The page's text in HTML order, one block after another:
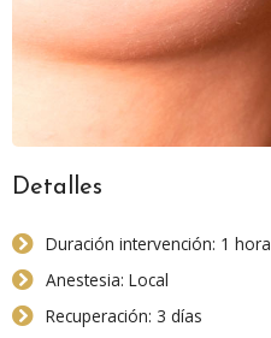
Detalles
Duración intervención: 1 hora
Anestesia: Local
Recuperación: 3 días